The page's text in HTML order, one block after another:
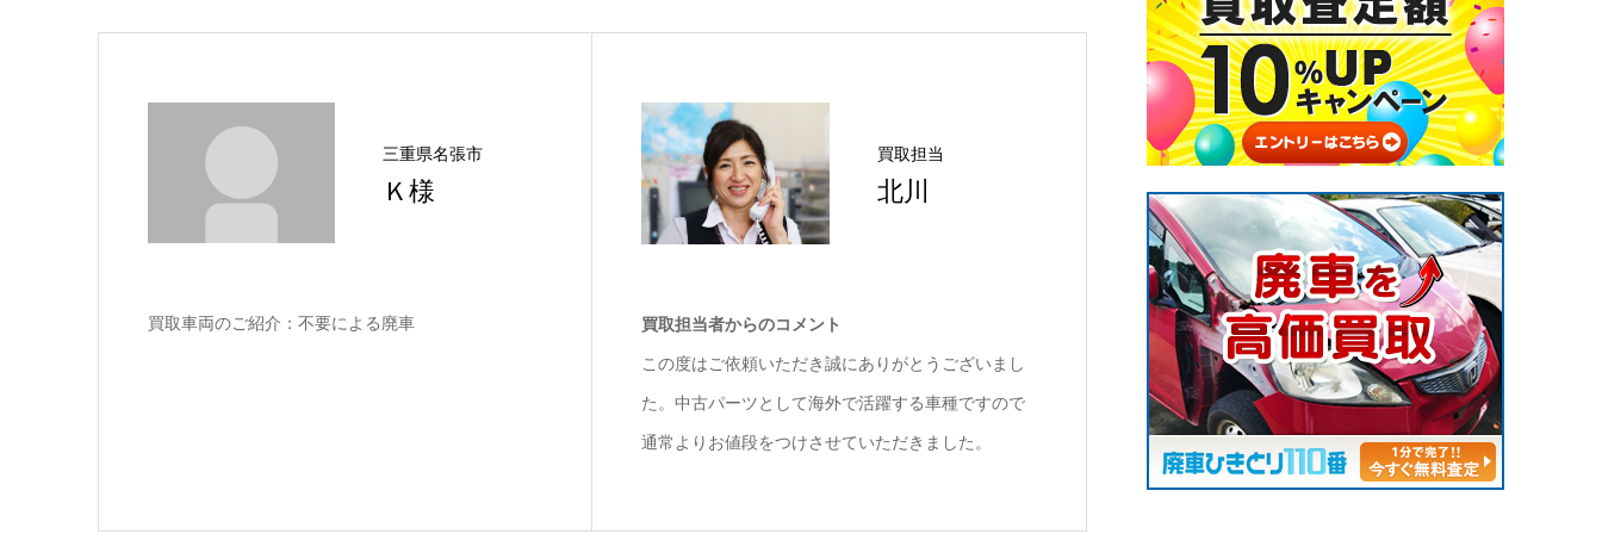
三重県名張市
Ｋ様
買取車両のご紹介：不要による廃車
買取担当
北川
買取担当者からのコメント
この度はご依頼いただき誠にありがとうございまし
た。中古パーツとして海外で活躍する車種ですので
通常よりお値段をつけさせていただきました。